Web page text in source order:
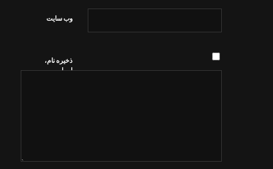
وب‌ سایت
ذخیره نام،
ایمیل و